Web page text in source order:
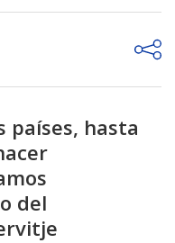
países, hasta
del